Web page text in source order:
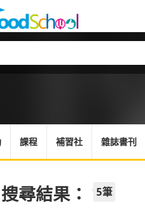
課程 補習社 雜誌書刊
尋結果： 5筆